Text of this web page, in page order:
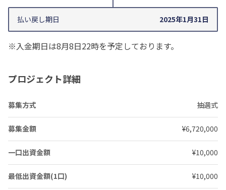
払い戻し期日 2025年1月31日
※入金期日は8月8日22時を予定しております。
プロジェクト詳細
募集方式 抽選式
募集金額 ¥6,720,000
一口出資金額 ¥10,000
最低出資金額(1口) ¥10,000